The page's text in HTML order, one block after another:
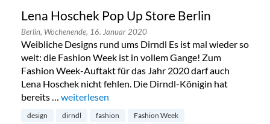
Lena Hoschek Pop Up Store Berlin
Berlin, Wochenende, 16. Januar 2020
Weibliche Designs rund ums Dirndl Es ist mal wieder so
weit: die Fashion Week ist in vollem Gange! Zum
Fashion Week-Auftakt für das Jahr 2020 darf auch
Lena Hoschek nicht fehlen. Die Dirndl-Königin hat
bereits … „Lena Hoschek Pop Up Store Berlin“
weiterlesen
design dirndl fashion
Fashion Week